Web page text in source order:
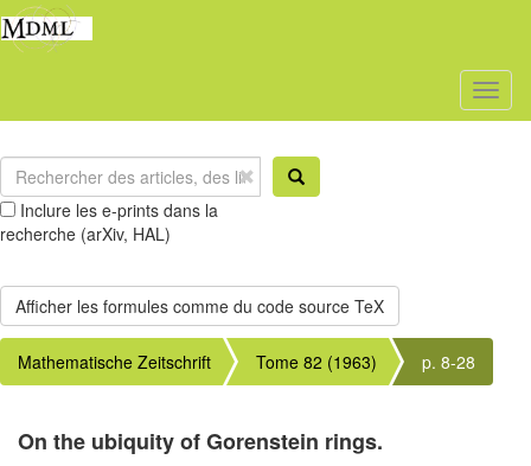
Inclure les e-prints dans la
recherche (arXiv, HAL)
Mathematische Zeitschrift Tome 82 (1963) p. 8-28
On the ubiquity of Gorenstein rings.